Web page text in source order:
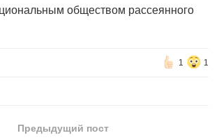
обществом рассеянного
1 1
Предыдущий пост